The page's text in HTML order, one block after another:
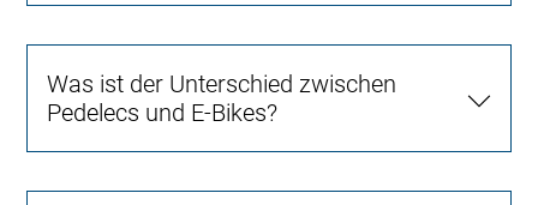
Was ist der Unterschied zwischen
Pedelecs und E-Bikes?